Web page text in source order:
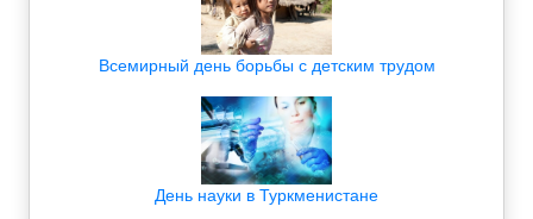
Всемирный день борьбы с детским трудом
День науки в Туркменистане